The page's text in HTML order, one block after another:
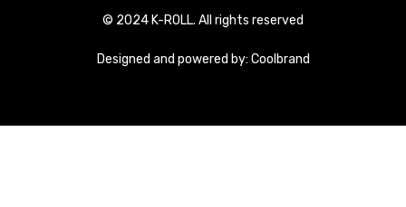
© 2024 K-ROLL. All rights reserved
Designed and powered by: Coolbrand